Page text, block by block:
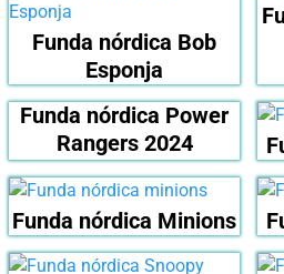
Funda nórdica Bob
Esponja
Funda nórdica Power
Rangers 2024
Funda nórdica Minions